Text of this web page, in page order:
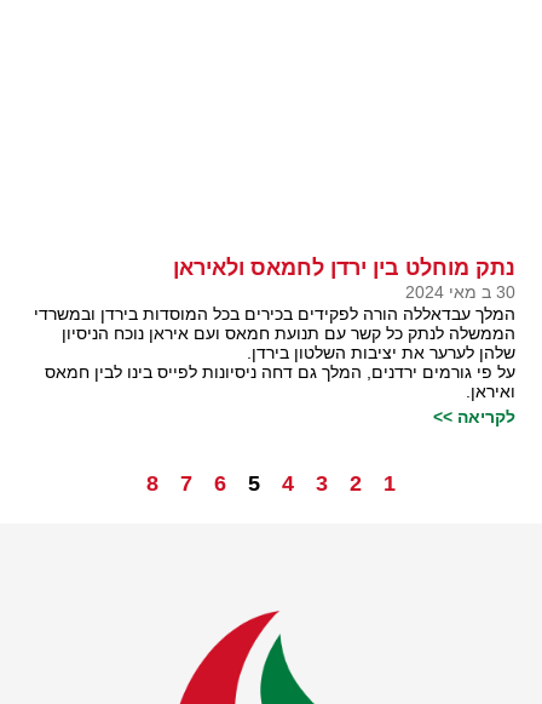
נתק מוחלט בין ירדן לחמאס ולאיראן
30 ב מאי 2024
המלך עבדאללה הורה לפקידים בכירים בכל המוסדות בירדן ובמשרדי
הממשלה לנתק כל קשר עם תנועת חמאס ועם איראן נוכח הניסיון
שלהן לערער את יציבות השלטון בירדן.
על פי גורמים ירדנים, המלך גם דחה ניסיונות לפייס בינו לבין חמאס
ואיראן.
לקריאה >>
1
2
3
4
5
6
7
8